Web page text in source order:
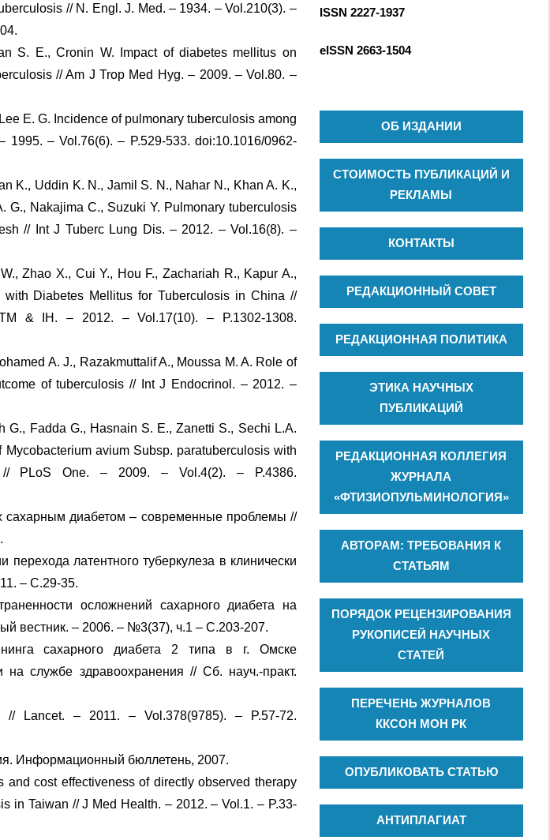
// N. Engl. J. Med. – 1934. – Vol.210(3). –
S. E., Cronin W. Impact of diabetes mellitus on
// Am J Trop Med Hyg. – 2009. – Vol.80. –
E. G. Incidence of pulmonary tuberculosis among
– Vol.76(6). – P.529-533. doi:10.1016/0962-
K., Uddin K. N., Jamil S. N., Nahar N., Khan A. K.,
G., Nakajima C., Suzuki Y. Pulmonary tuberculosis
// Int J Tuberc Lung Dis. – 2012. – Vol.16(8). –
Zhao X., Cui Y., Hou F., Zachariah R., Kapur A.,
Diabetes Mellitus for Tuberculosis in China //
& IH. – 2012. – Vol.17(10). – P.1302-1308.
A. J., Razakmuttalif A., Moussa M. A. Role of
of tuberculosis // Int J Endocrinol. – 2012. –
G., Fadda G., Hasnain S. E., Zanetti S., Sechi L.A.
avium Subsp. paratuberculosis with
PLoS One. – 2009. – Vol.4(2). – P.4386.
сахарным диабетом – современные проблемы //
перехода латентного туберкулеза в клинически
– С.29-35.
осложнений сахарного диабета на
вестник. – 2006. – №3(37), ч.1 – С.203-207.
сахарного диабета 2 типа в г. Омске
на службе здравоохранения // Сб. науч.-практ.
Lancet. – 2011. – Vol.378(9785). – P.57-72.
Информационный бюллетень, 2007.
cost effectiveness of directly observed therapy
in Taiwan // J Med Health. – 2012. – Vol.1. – P.33-
к
ISSN 2227-1937
eISSN 2663-1504
ОБ ИЗДАНИИ
СТОИМОСТЬ ПУБЛИКАЦИЙ И
РЕКЛАМЫ
КОНТАКТЫ
РЕДАКЦИОННЫЙ СОВЕТ
РЕДАКЦИОННАЯ ПОЛИТИКА
ЭТИКА НАУЧНЫХ
ПУБЛИКАЦИЙ
РЕДАКЦИОННАЯ КОЛЛЕГИЯ
ЖУРНАЛА
«ФТИЗИОПУЛЬМИНОЛОГИЯ»
АВТОРАМ: ТРЕБОВАНИЯ К
СТАТЬЯМ
ПОРЯДОК РЕЦЕНЗИРОВАНИЯ
РУКОПИСЕЙ НАУЧНЫХ
СТАТЕЙ
ПЕРЕЧЕНЬ ЖУРНАЛОВ
ККСОН МОН РК
ОПУБЛИКОВАТЬ СТАТЬЮ
АНТИПЛАГИАТ